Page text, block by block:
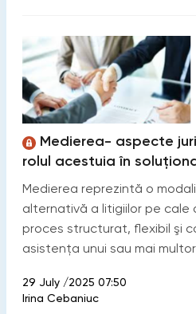
Medierea- aspecte
rolul acestuia în
Medierea reprezintă o
alternativă a litigiilor pe cale
proces structurat, flexibil şi
asistenţa unui sau mai
29 July /2025 07:50
Irina Cebaniuc